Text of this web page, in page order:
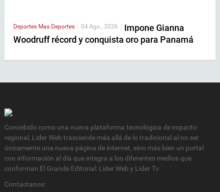
Deportes Mas Deportes 04 Ago , 2026
Impone Gianna
Woodruff récord y conquista oro para Panamá
Concebido como una nueva plataforma tecnológica de impacto
regional, Lider Web trasciende más allá de lo tradicional al no ser
únicamente una nueva página de internet, sino más bien un portal
con información al día que integra a los diferentes medios que
conforman El Grande Editorial: Líder Web y Líder Tv
Contactanos: